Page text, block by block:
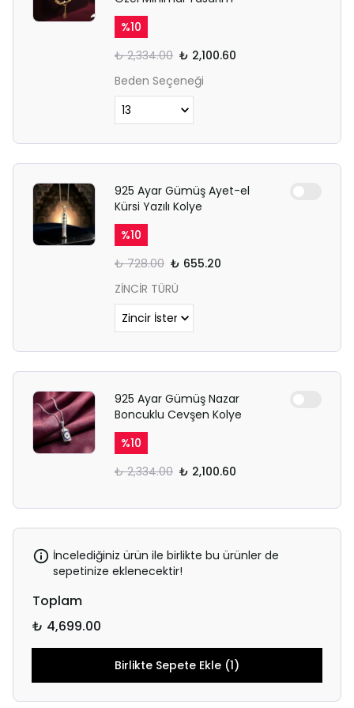
%10
₺ 2,334.00 ₺ 2,100.60
Beden Seçeneği
925 Ayar Gümüş Ayet-el
Kürsi Yazılı Kolye
%10
₺ 728.00 ₺ 655.20
ZİNCİR TÜRÜ
925 Ayar Gümüş Nazar
Boncuklu Cevşen Kolye
%10
₺ 2,334.00 ₺ 2,100.60
İncelediğiniz ürün ile birlikte bu ürünler de
sepetinize eklenecektir!
Toplam
₺ 4,699.00
Birlikte Sepete Ekle (1)